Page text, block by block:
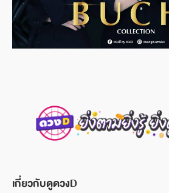
เกี่ยวกับดูดวงD